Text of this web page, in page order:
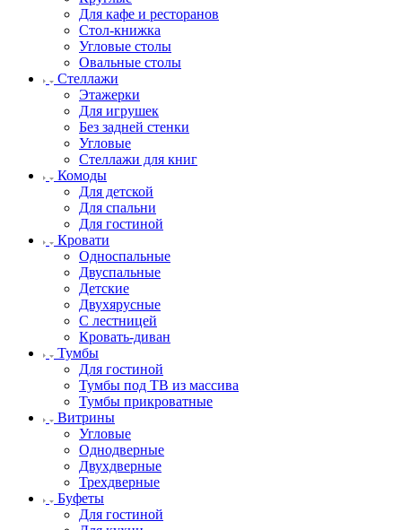
Для кафе и ресторанов
Стол-книжка
Угловые столы
Овальные столы
Стеллажи
Этажерки
Для игрушек
Без задней стенки
Угловые
Стеллажи для книг
Комоды
Для детской
Для спальни
Для гостиной
Кровати
Односпальные
Двуспальные
Детские
Двухярусные
С лестницей
Кровать-диван
Тумбы
Для гостиной
Тумбы под ТВ из массива
Тумбы прикроватные
Витрины
Угловые
Однодверные
Двухдверные
Трехдверные
Буфеты
Для гостиной